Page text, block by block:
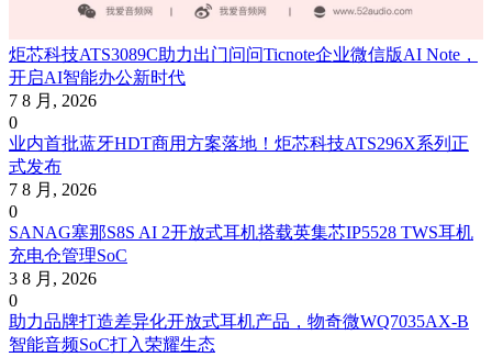
炬芯科技ATS3089C助力出门问问Ticnote企业微信版AI Note，
开启AI智能办公新时代
7 8 月, 2026
0
业内首批蓝牙HDT商用方案落地！炬芯科技ATS296X系列正
式发布
7 8 月, 2026
0
SANAG塞那S8S AI 2开放式耳机搭载英集芯IP5528 TWS耳机
充电仓管理SoC
3 8 月, 2026
0
助力品牌打造差异化开放式耳机产品，物奇微WQ7035AX-B
智能音频SoC打入荣耀生态